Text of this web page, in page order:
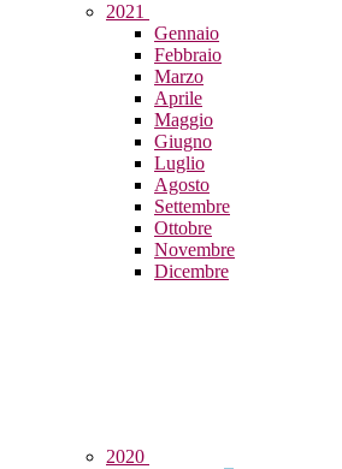
2021
Gennaio
Febbraio
Marzo
Aprile
Maggio
Giugno
Luglio
Agosto
Settembre
Ottobre
Novembre
Dicembre
2020